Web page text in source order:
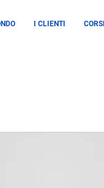
I CLIENTI CORSI